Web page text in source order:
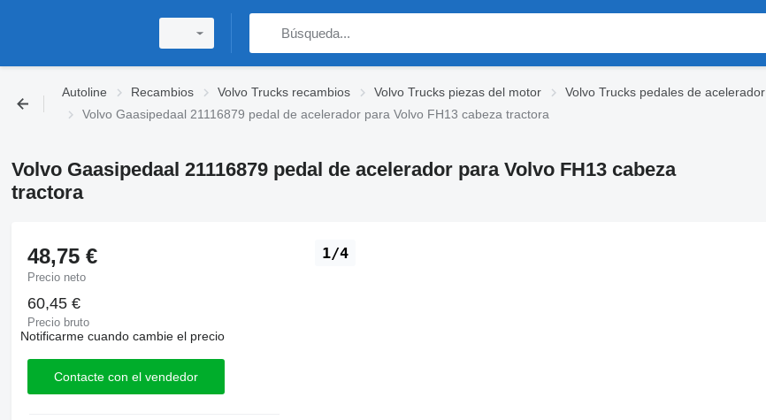
Autoline Recambios Volvo Trucks recambios Volvo Trucks piezas del motor
Volvo Trucks pedales de acelerador
Volvo Gaasipedaal 21116879 pedal de acelerador para Volvo FH13 cabeza tractora
Volvo Gaasipedaal 21116879 pedal de acelerador para Volvo FH13 cabeza
tractora
1/4
48,75 €
Precio neto
60,45 €
Precio bruto
Notificarme cuando cambie el precio
Contacte con el vendedor